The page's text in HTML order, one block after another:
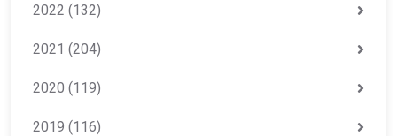
2022 (132)
2021 (204)
2020 (119)
2019 (116)